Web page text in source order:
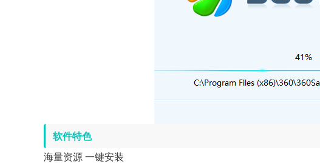
软件特色
海量资源 一键安装